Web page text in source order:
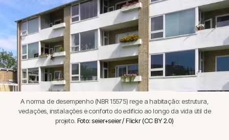
A norma de desempenho (NBR 15575) rege a habitação: estrutura,
vedações, instalações e conforto do edifício ao longo da vida útil de
projeto. Foto: seier+seier / Flickr (CC BY 2.0)